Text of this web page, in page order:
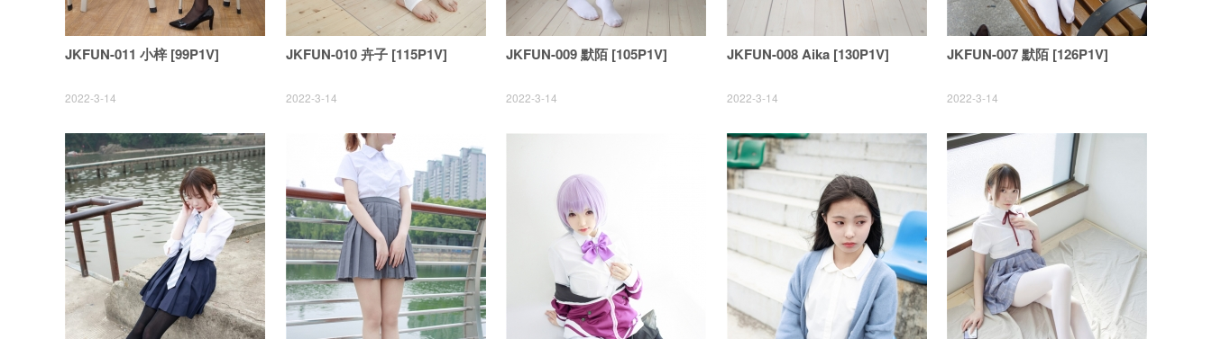
JKFUN-011 小梓 [99P1V]
2022-3-14
JKFUN-010 卉子 [115P1V]
2022-3-14
JKFUN-009 默陌 [105P1V]
2022-3-14
JKFUN-008 Aika [130P1V]
2022-3-14
JKFUN-007 默陌 [126P1V]
2022-3-14